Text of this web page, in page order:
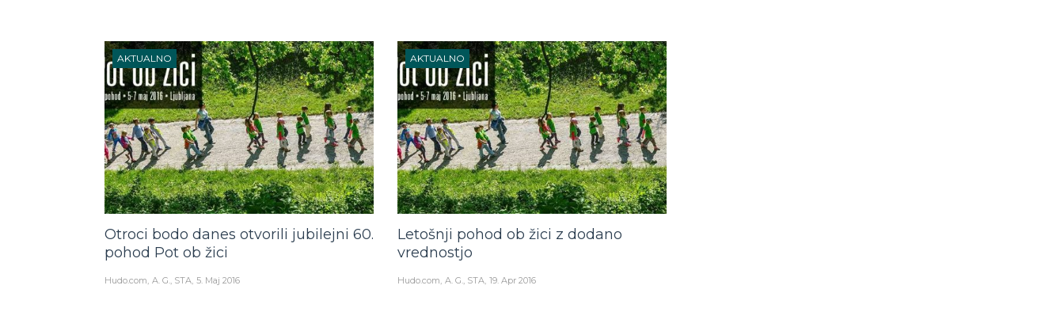
AKTUALNO
Otroci bodo danes otvorili jubilejni 60.
pohod Pot ob žici
Hudo.com A. G., STA 5. Maj 2016
AKTUALNO
Letošnji pohod ob žici z dodano
vrednostjo
Hudo.com A. G., STA 19. Apr 2016